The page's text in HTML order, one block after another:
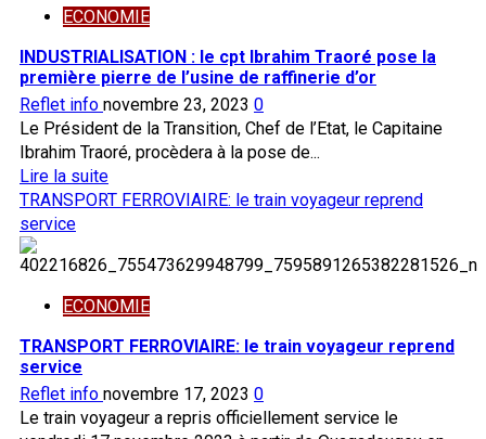
et
finances
Usine
de
raffinerie
les
travaux
de
construction
lancés
ECONOMIE
INDUSTRIALISATION : Ie cpt Ibrahim Traoré pose la
première pierre de l’usine de raffinerie d’or
Reflet info novembre 23, 2023 0
Le Président de la Transition, Chef de l’Etat, le Capitaine
Ibrahim Traoré, procèdera à la pose de...
Lire la suiteEn
savoir
INDUSTRIALISATION
:
Ie
cpt
Traoré
pose
TRANSPORT FERROVIAIRE: le train voyageur reprend
service
ECONOMIE
TRANSPORT FERROVIAIRE: le train voyageur reprend
service
Reflet info novembre 17, 2023 0
Le train voyageur a repris officiellement service le